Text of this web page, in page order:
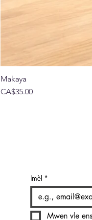
Makaya
Price
CA$35.00
Imèl *
Mwen vle